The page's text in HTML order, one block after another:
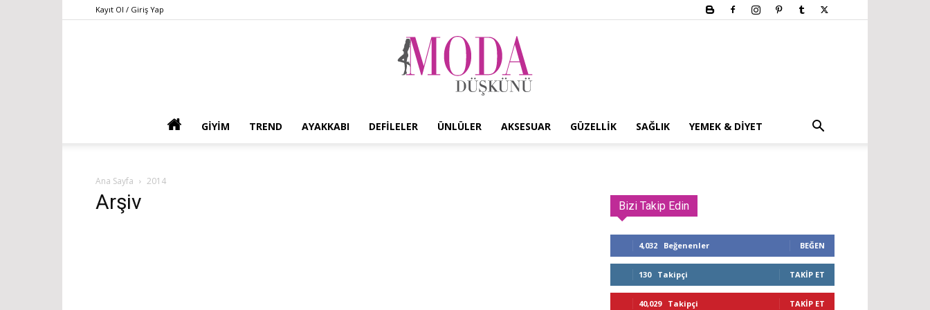
Kayıt Ol / Giriş Yap
GIYIM TREND AYAKKABI DEFILELER ÜNLÜLER AKSESUAR GÜZELLIK SAĞLIK YEMEK & DIYET
Ana Sayfa 2014
Arşiv Bizi Takip Edin
4,032 Beğenenler BEĞEN
130 Takipçi TAKIP ET
40,029 Takipçi TAKIP ET